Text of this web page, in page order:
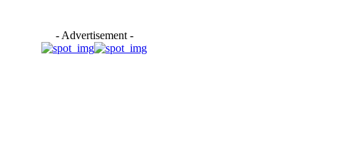
- Advertisement -